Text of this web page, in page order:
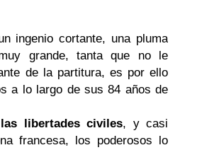
ingenio cortante, una pluma
grande, tanta que no le
de la partitura, es por ello
a lo largo de sus 84 años de
libertades civiles, y casi
francesa, los poderosos lo